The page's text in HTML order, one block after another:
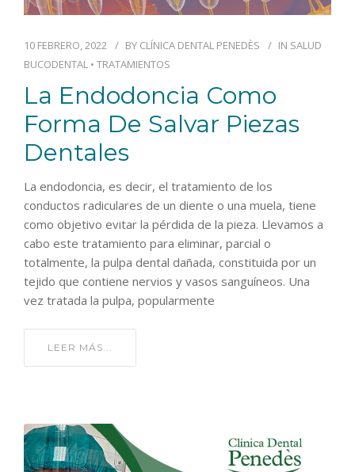
10 FEBRERO, 2022 BY CLÍNICA DENTAL PENEDÈS IN SALUD
BUCODENTAL • TRATAMIENTOS
La Endodoncia Como
Forma De Salvar Piezas
Dentales
La endodoncia, es decir, el tratamiento de los
conductos radiculares de un diente o una muela, tiene
como objetivo evitar la pérdida de la pieza. Llevamos a
cabo este tratamiento para eliminar, parcial o
totalmente, la pulpa dental dañada, constituida por un
tejido que contiene nervios y vasos sanguíneos. Una
vez tratada la pulpa, popularmente
LEER MÁS...